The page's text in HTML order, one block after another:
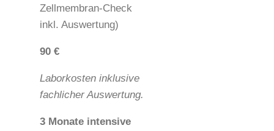
Zellmembran-Check
inkl. Auswertung)
90 €
Laborkosten inklusive
fachlicher Auswertung.
3 Monate intensive